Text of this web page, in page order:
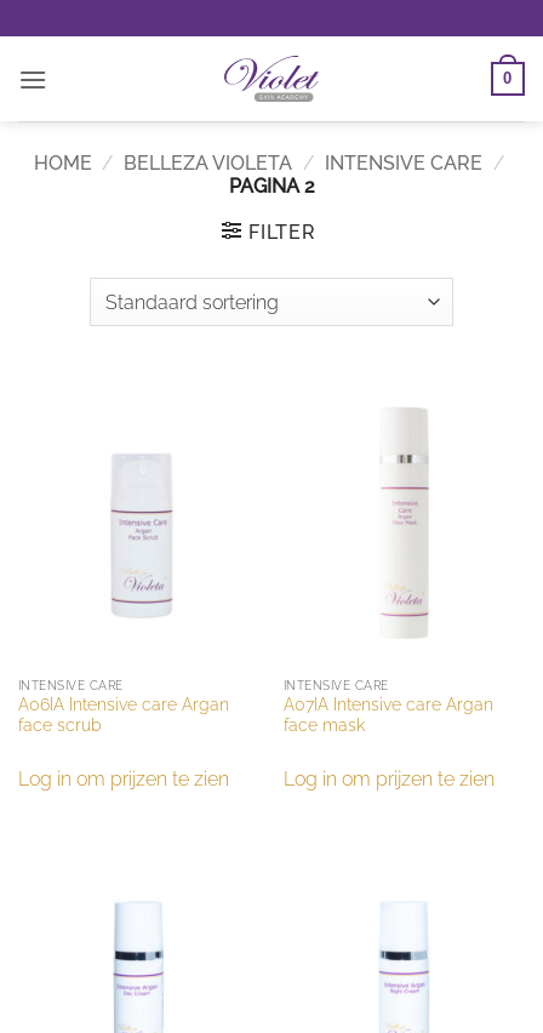
naar
inhoud
0
HOME / BELLEZA VIOLETA / INTENSIVE CARE /
PAGINA 2
FILTER
INTENSIVE CARE
A06IA Intensive care Argan
face scrub
Log in om prijzen te zien
INTENSIVE CARE
A07IA Intensive care Argan
face mask
Log in om prijzen te zien